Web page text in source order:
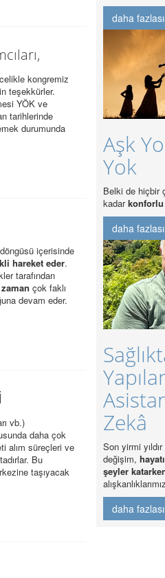
kongremiz
teşekkürler.
YÖK ve
tarihlerinde
durumunda
içerisinde
hareket eder.
tarafından
çok faklı
devam eder.
vb.)
daha çok
alım süreçleri ve
Bu
taşıyacak
daha
Aşk
Yok
Belki de hiçbir
kadarkonforlu
daha
Zekâ
Son yirmi
değişim,
şeyler
daha